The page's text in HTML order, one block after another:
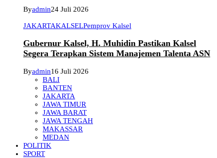
Byadmin24 Juli 2026
JAKARTAKALSELPemprov Kalsel
Gubernur Kalsel, H. Muhidin Pastikan Kalsel
Segera Terapkan Sistem Manajemen Talenta ASN
Byadmin16 Juli 2026
BALI
BANTEN
JAKARTA
JAWA TIMUR
JAWA BARAT
JAWA TENGAH
MAKASSAR
MEDAN
POLITIK
SPORT